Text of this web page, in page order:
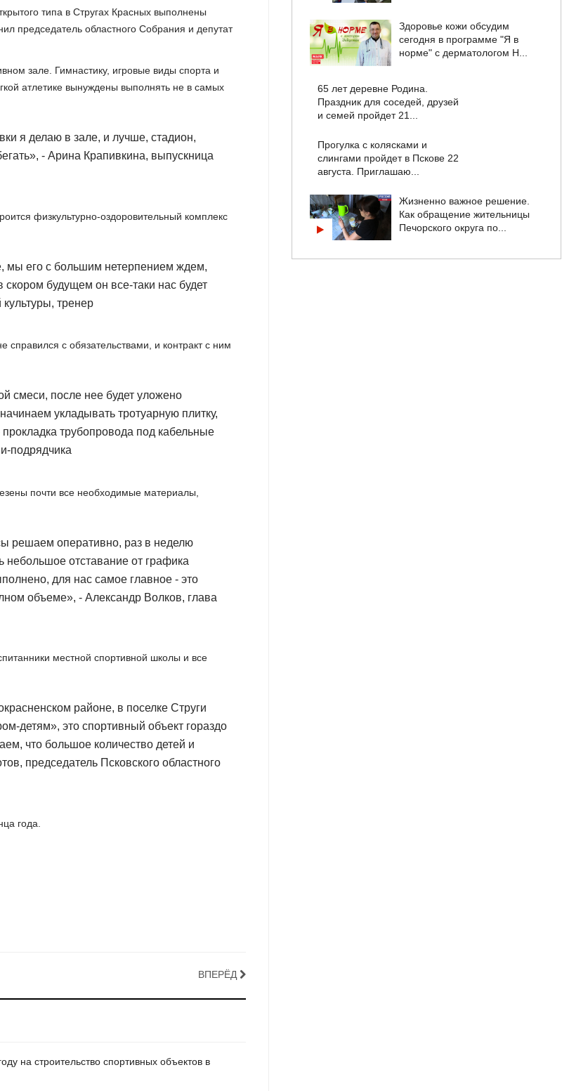
типа в Стругах Красных выполнены
председатель областного Собрания и депутат
зале. Гимнастику, игровые виды спорта и
атлетике вынуждены выполнять не в самых
я делаю в зале, и лучше, стадион,
- Арина Крапивкина, выпускница
физкультурно-оздоровительный комплекс
мы его с большим нетерпением ждем,
будущем он все-таки нас будет
тренер
справился с обязательствами, и контракт с ним
смеси, после нее будет уложено
укладывать тротуарную плитку,
трубопровода под кабельные
подрядчика
почти все необходимые материалы,
решаем оперативно, раз в неделю
небольшое отставание от графика
для нас самое главное - это
объеме», - Александр Волков, глава
местной спортивной школы и все
районе, в поселке Струги
детям», это спортивный объект гораздо
что большое количество детей и
председатель Псковского областного
года.
ВПЕРЁД
на строительство спортивных объектов в
Здоровье кожи обсудим
сегодня в программе "Я в
норме" с дерматологом Н...
65 лет деревне Родина.
Праздник для соседей, друзей
и семей пройдет 21...
Прогулка с колясками и
слингами пройдет в Пскове 22
августа. Приглашаю...
Жизненно важное решение.
Как обращение жительницы
Печорского округа по...